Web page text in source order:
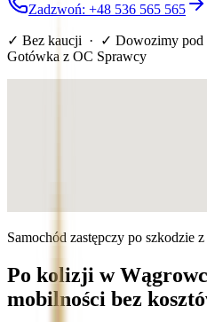
Zadzwoń: +48 536 565 565
✓ Bez kaucji · ✓ Dowozimy pod
Gotówka z OC Sprawcy
Samochód zastępczy po szkodzie
Po kolizji w
mobilności bez